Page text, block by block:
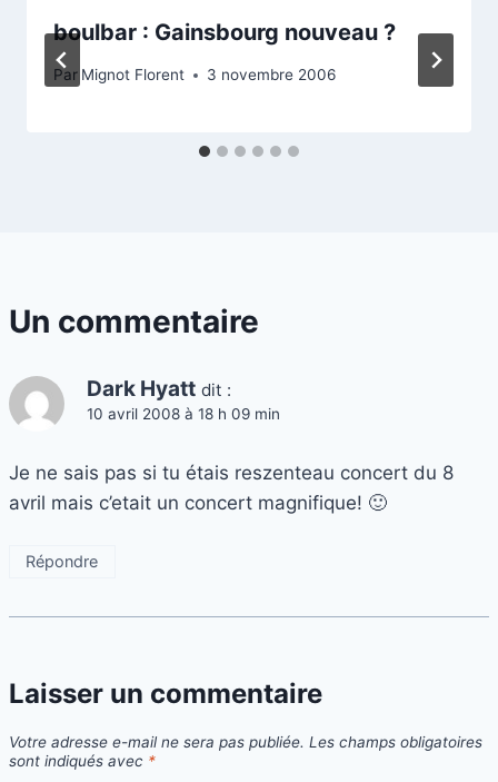
boulbar : Gainsbourg nouveau ?
Par Mignot Florent 3 novembre 2006
Un commentaire
Dark Hyatt dit :
10 avril 2008 à 18 h 09 min
Je ne sais pas si tu étais reszenteau concert du 8
avril mais c’etait un concert magnifique! 🙂
Répondre
Laisser un commentaire
Votre adresse e-mail ne sera pas publiée. Les champs obligatoires
sont indiqués avec *